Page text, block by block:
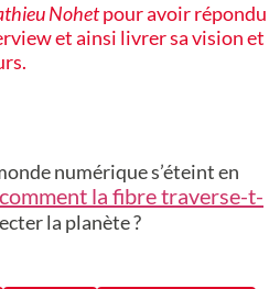
Nohetpour avoir répondu
et ainsi livrer sa vision et
numérique s’éteint en
comment la fibre traverse-t-
la planète ?